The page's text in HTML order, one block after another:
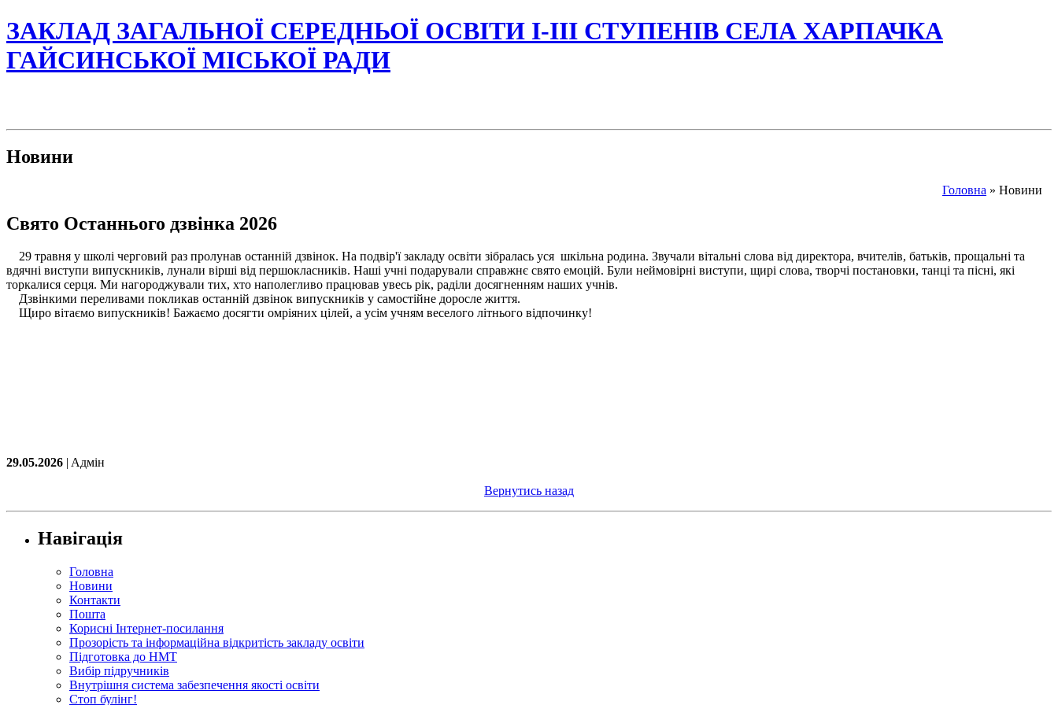
ЗАКЛАД ЗАГАЛЬНОЇ СЕРЕДНЬОЇ ОСВІТИ І-ІІІ СТУПЕНІВ СЕЛА ХАРПАЧКА
ГАЙСИНСЬКОЇ МІСЬКОЇ РАДИ
Новини
Головна » Новини
Свято Останнього дзвінка 2026
29 травня у школі черговий раз пролунав останній дзвінок. На подвір'ї закладу освіти зібралась уся шкільна родина. Звучали вітальні слова від директора, вчителів, батьків, прощальні та
вдячні виступи випускників, лунали вірші від першокласників. Наші учні подарували справжнє свято емоцій. Були неймовірні виступи, щирі слова, творчі постановки, танці та пісні, які
торкалися серця. Ми нагороджували тих, хто наполегливо працював увесь рік, раділи досягненням наших учнів.
Дзвінкими переливами покликав останній дзвінок випускників у самостійне доросле життя.
Щиро вітаємо випускників! Бажаємо досягти омріяних цілей, а усім учням веселого літнього відпочинку!
29.05.2026 | Aдмін
Вернутись назад
Навігація
Головна
Новини
Контакти
Пошта
Корисні Інтернет-посилання
Прозорість та інформаційна відкритість закладу освіти
Підготовка до НМТ
Вибір підручників
Внутрішня система забезпечення якості освіти
Стоп булінг!